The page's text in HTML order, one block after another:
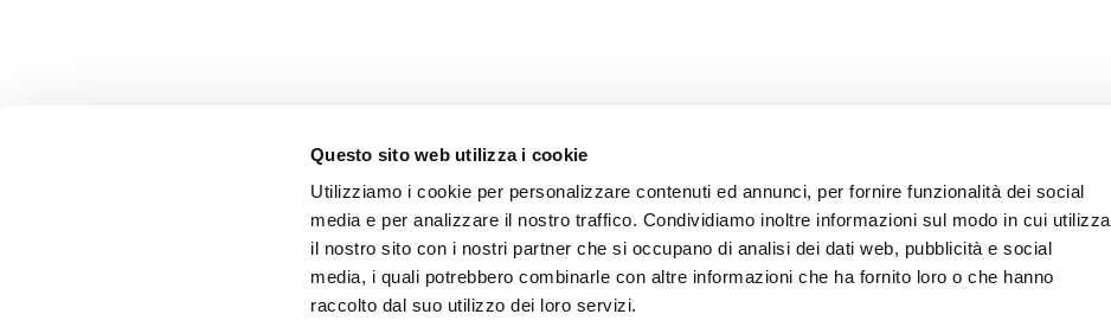
Questo sito web utilizza i cookie
Utilizziamo i cookie per personalizzare contenuti ed annunci, per fornire funzionalità dei social
media e per analizzare il nostro traffico. Condividiamo inoltre informazioni sul modo in cui utilizza
il nostro sito con i nostri partner che si occupano di analisi dei dati web, pubblicità e social
media, i quali potrebbero combinarle con altre informazioni che ha fornito loro o che hanno
raccolto dal suo utilizzo dei loro servizi.